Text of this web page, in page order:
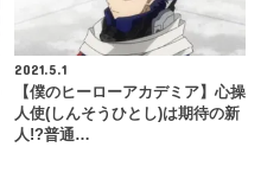
2021.5.1
【僕のヒーローアカデミア】心操
人使(しんそうひとし)は期待の新
人!?普通…